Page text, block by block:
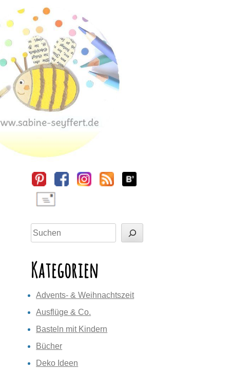
Sidebar
Suchen
Kategorien
Advents- & Weihnachtszeit
Ausflüge & Co.
Basteln mit Kindern
Bücher
Deko Ideen